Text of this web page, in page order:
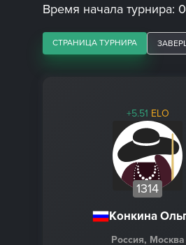
Время начала турнира:
СТРАНИЦА ТУРНИРА
+5.51 ELO
1314
Конкина
Россия, Москва